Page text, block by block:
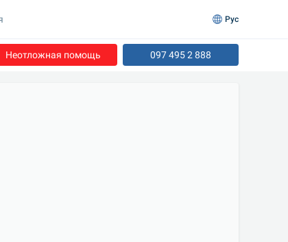
Неотложная помощь 097 495 2 888
Рус